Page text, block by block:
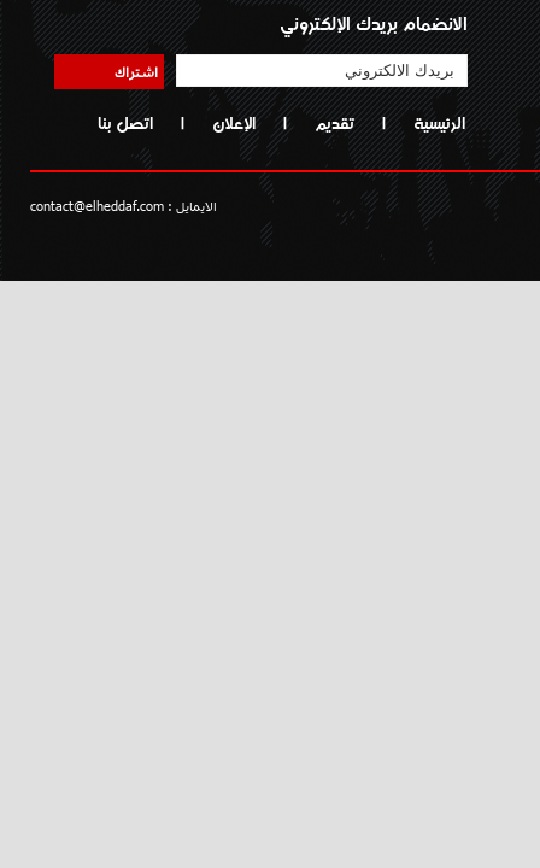
الانضمام بريدك الإلكتروني
اشتراك
الرئيسية | تقديم | الإعلان | اتصل بنا
الايمايل : contact@elheddaf.com